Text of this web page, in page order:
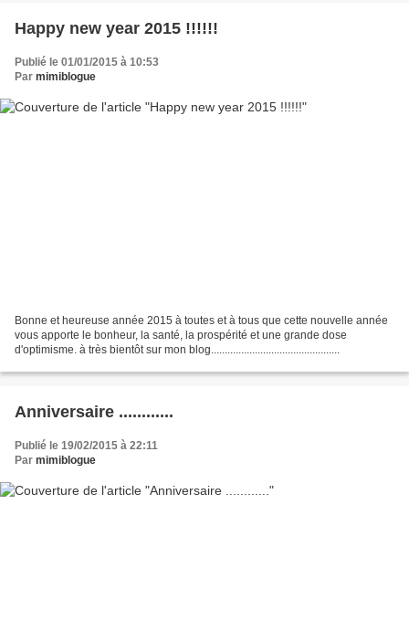
Happy new year 2015 !!!!!!
Publié le 01/01/2015 à 10:53
Par mimiblogue
Bonne et heureuse année 2015 à toutes et à tous que cette nouvelle année
vous apporte le bonheur, la santé, la prospérité et une grande dose
d'optimisme. à très bientôt sur mon blog...............................................
Anniversaire ............
Publié le 19/02/2015 à 22:11
Par mimiblogue